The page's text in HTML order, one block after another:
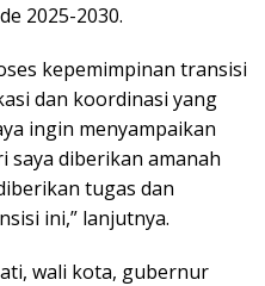
2025-2030.
kepemimpinan transisi
dan koordinasi yang
ingin menyampaikan
saya diberikan amanah
tugas dan
ini,” lanjutnya.
wali kota, gubernur